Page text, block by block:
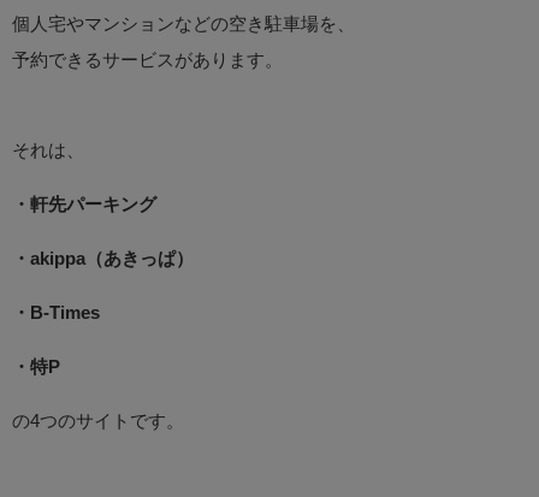
個人宅やマンションなどの空き駐車場を、
予約できるサービスがあります。
それは、
・軒先パーキング
・akippa（あきっぱ）
・B-Times
・特P
の4つのサイトです。